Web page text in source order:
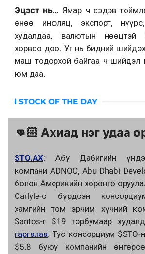
Эцэст нь…Ямар ч сэдэв
өнөө инфляц, экспорт,
худалдаа, валютын нөөцтэй
хорвоо доо. Уг нь бидний
маш тодорхой байгаа ч шийдэл
юм даа.
👊🏻 Ахиад нэг удаа
STO.AX: Абу Дабигийн
компани ADNOC, Abu Dhabi
болон Америкийн хөрөнгө
Carlyle-с бүрдсэн
хамгийн том эрчим хүчний
Santos-г $19 тэрбумаар
гаргалаа. Тус консорциум $STO-
$5.8 буюу компанийн